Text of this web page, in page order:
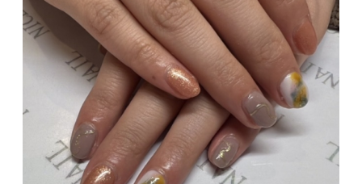
おすすめクーポン
料金メニュー
コンセプト